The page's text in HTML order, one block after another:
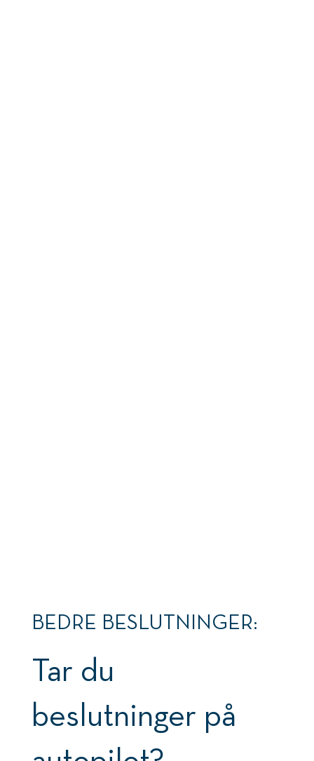
BEDRE BESLUTNINGER:
Tar du
beslutninger på